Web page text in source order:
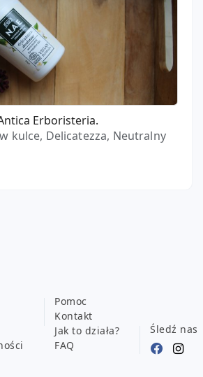
Erboristeria.
kulce, Delicatezza, Neutralny
Pomoc
Kontakt
Jak to działa?
FAQ
Śledź nas